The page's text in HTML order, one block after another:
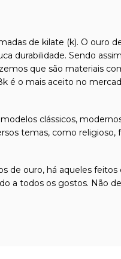
de kilate (k). O ouro
durabilidade. Sendo
que são materiais
é o mais aceito no
clássicos,
temas, como
de ouro, há aqueles
a todos os gostos. Não